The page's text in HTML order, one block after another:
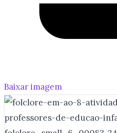
Baixar imagem